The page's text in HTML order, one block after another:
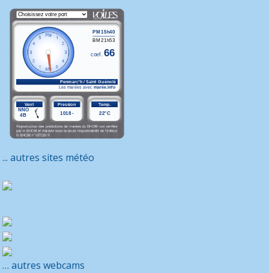
... autres sites météo
… autres webcams